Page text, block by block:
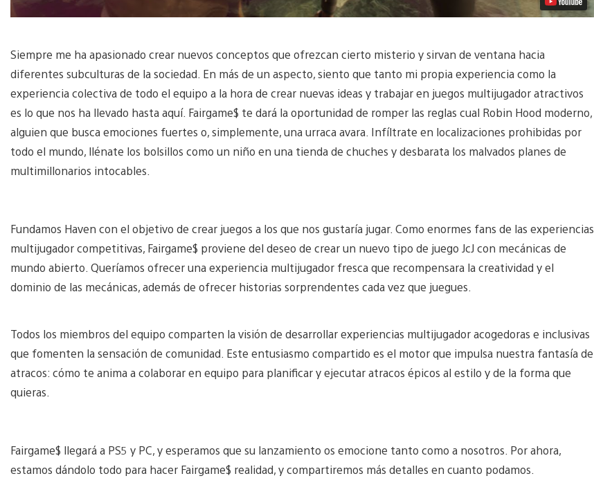
Siempre me ha apasionado crear nuevos conceptos que ofrezcan cierto misterio y sirvan de ventana hacia
diferentes subculturas de la sociedad. En más de un aspecto, siento que tanto mi propia experiencia como la
experiencia colectiva de todo el equipo a la hora de crear nuevas ideas y trabajar en juegos multijugador atractivos
es lo que nos ha llevado hasta aquí. Fairgame$ te dará la oportunidad de romper las reglas cual Robin Hood moderno,
alguien que busca emociones fuertes o, simplemente, una urraca avara. Infíltrate en localizaciones prohibidas por
todo el mundo, llénate los bolsillos como un niño en una tienda de chuches y desbarata los malvados planes de
multimillonarios intocables.
Fundamos Haven con el objetivo de crear juegos a los que nos gustaría jugar. Como enormes fans de las experiencias
multijugador competitivas, Fairgame$ proviene del deseo de crear un nuevo tipo de juego JcJ con mecánicas de
mundo abierto. Queríamos ofrecer una experiencia multijugador fresca que recompensara la creatividad y el
dominio de las mecánicas, además de ofrecer historias sorprendentes cada vez que juegues.
Todos los miembros del equipo comparten la visión de desarrollar experiencias multijugador acogedoras e inclusivas
que fomenten la sensación de comunidad. Este entusiasmo compartido es el motor que impulsa nuestra fantasía de
atracos: cómo te anima a colaborar en equipo para planificar y ejecutar atracos épicos al estilo y de la forma que
quieras.
Fairgame$ llegará a PS5 y PC, y esperamos que su lanzamiento os emocione tanto como a nosotros. Por ahora,
estamos dándolo todo para hacer Fairgame$ realidad, y compartiremos más detalles en cuanto podamos.